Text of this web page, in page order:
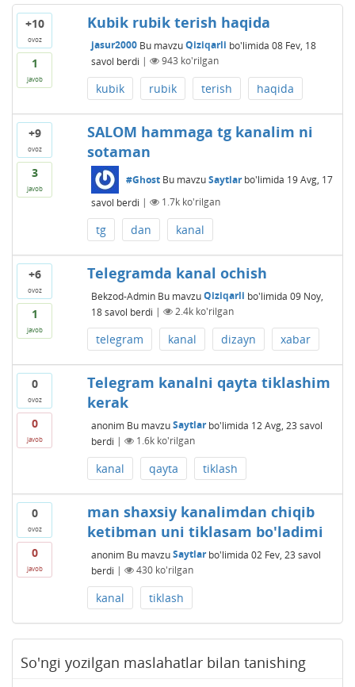
+10
ovoz
1
javob
Kubik rubik terish haqida
jasur2000 Bu mavzuQiziqarli bo'limida 08 Fev, 18
savol berdi | 943 ko'rilgan
kubik rubik terish haqida
+9
ovoz
3
javob
SALOM hammaga tg kanalim ni
sotaman
#Ghost Bu mavzuSaytlarbo'limida 19 Avg, 17
savol berdi | 1.7kko'rilgan
tg dan kanal
+6
ovoz
1
javob
Telegramda kanal ochish
Bekzod-Admin Bu mavzuQiziqarli bo'limida 09 Noy,
18 savol berdi | 2.4kko'rilgan
telegram kanal dizayn xabar
0
ovoz
0
javob
Telegram kanalni qayta tiklashim
kerak
anonim Bu mavzuSaytlarbo'limida 12 Avg, 23 savol
berdi | 1.6kko'rilgan
kanal qayta tiklash
0
ovoz
0
javob
man shaxsiy kanalimdan chiqib
ketibman uni tiklasam bo'ladimi
anonim Bu mavzuSaytlarbo'limida 02 Fev, 23 savol
berdi | 430ko'rilgan
kanal tiklash
So'ngi yozilgan maslahatlar bilan tanishing